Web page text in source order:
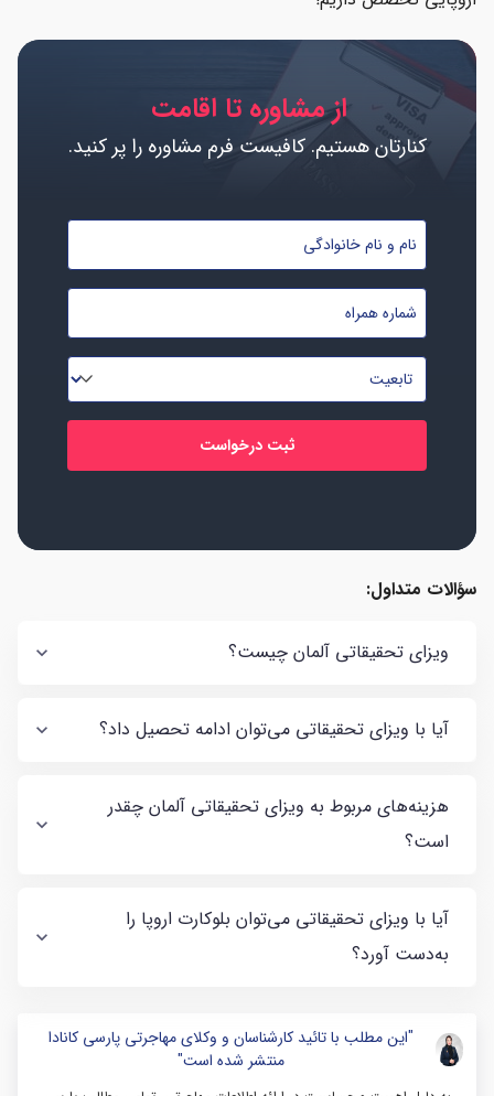
از مشاوره تا اقامت
کنارتان هستیم. کافیست فرم مشاوره را پر کنید.
نام
نام
خانوادگی
*
شماره
موبایل
*
تابعیت
*
سؤالات متداول:
ویزای تحقیقاتی آلمان چیست؟
آیا با ویزای تحقیقاتی می‌توان ادامه تحصیل داد؟
هزینه‌های مربوط به ویزای تحقیقاتی آلمان چقدر
است؟
آیا با ویزای تحقیقاتی می‌توان بلوکارت اروپا را
به‌دست آورد؟
"این مطلب با تائید کارشناسان و وکلای مهاجرتی پارسی کانادا
منتشر شده است"